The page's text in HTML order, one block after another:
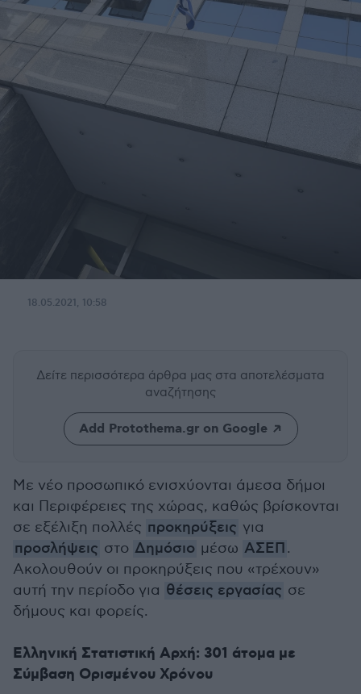
18.05.2021, 10:58
Δείτε περισσότερα άρθρα μας στα αποτελέσματα
αναζήτησης
Add Protothema.gr on Google
Με νέο προσωπικό ενισχύονται άμεσα δήμοι
και Περιφέρειες της χώρας, καθώς βρίσκονται
σε εξέλιξη πολλές προκηρύξεις για
προσλήψεις στο Δημόσιο μέσω ΑΣΕΠ.
Ακολουθούν οι προκηρύξεις που «τρέχουν»
αυτή την περίοδο για θέσεις εργασίας σε
δήμους και φορείς.
Ελληνική Στατιστική Αρχή: 301 άτομα με
Σύμβαση Ορισμένου Χρόνου